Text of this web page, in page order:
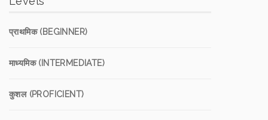
प्राथमिक (BEGINNER)
माध्यमिक (INTERMEDIATE)
कुशल (PROFICIENT)